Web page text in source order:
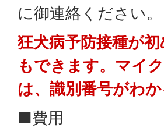
に御連絡ください。
狂犬病予防接種が
もできます。マイ
は、識別番号がわ
■費用